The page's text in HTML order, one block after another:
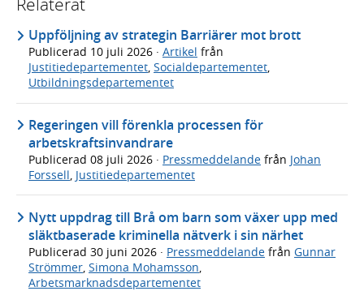
Uppföljning av strategin Barriärer mot brott
Publicerad 10 juli 2026 · Artikel från
Justitiedepartementet, Socialdepartementet,
Utbildningsdepartementet
Regeringen vill förenkla processen för
arbetskraftsinvandrare
Publicerad 08 juli 2026 · Pressmeddelande från Johan
Forssell, Justitiedepartementet
Nytt uppdrag till Brå om barn som växer upp med
släktbaserade kriminella nätverk i sin närhet
Publicerad 30 juni 2026 · Pressmeddelande från Gunnar
Strömmer Simona Mohamsson
Arbetsmarknadsdepartementet